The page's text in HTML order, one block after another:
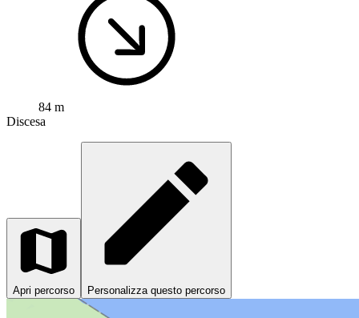
84 m
Discesa
Apri percorso Personalizza questo percorso